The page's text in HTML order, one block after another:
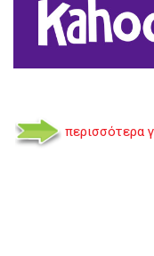
περισσότερα